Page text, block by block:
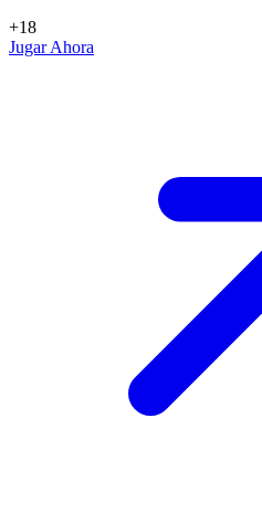
+18
Jugar Ahora